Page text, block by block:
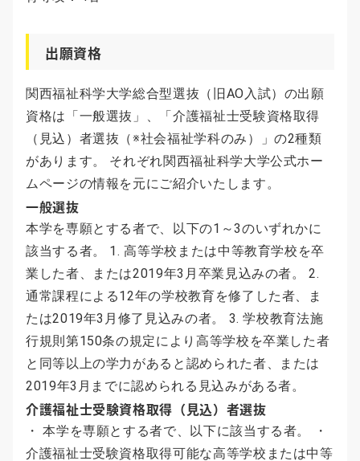
出願資格
関西福祉科学大学総合型選抜（旧AO入試）の出願
資格は「一般選抜」、「介護福祉士受験資格取得
（見込）者選抜（※社会福祉学科のみ）」の2種類
があります。 それぞれ関西福祉科学大学公式ホー
ムページの情報を元にご紹介いたします。
一般選抜
本学を専願とする者で、以下の1～3のいずれかに
該当する者。 1. 高等学校または中等教育学校を卒
業した者、または2019年3月卒業見込みの者。 2.
通常課程による12年の学校教育を修了した者、ま
たは2019年3月修了見込みの者。 3. 学校教育法施
行規則第150条の規定により高等学校を卒業した者
と同等以上の学力があると認められた者、または
2019年3月までに認められる見込みがある者。
介護福祉士受験資格取得（見込）者選抜
・ 本学を専願とする者で、以下に該当する者。 ・
介護福祉士受験資格取得可能な高等学校または中等